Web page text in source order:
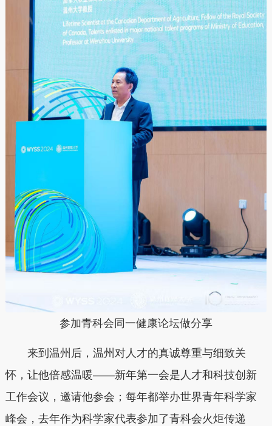
参加青科会同一健康论坛做分享
来到温州后，温州对人才的真诚尊重与细致关
怀，让他倍感温暖——新年第一会是人才和科技创新
工作会议，邀请他参会；每年都举办世界青年科学家
峰会，去年作为科学家代表参加了青科会火炬传递